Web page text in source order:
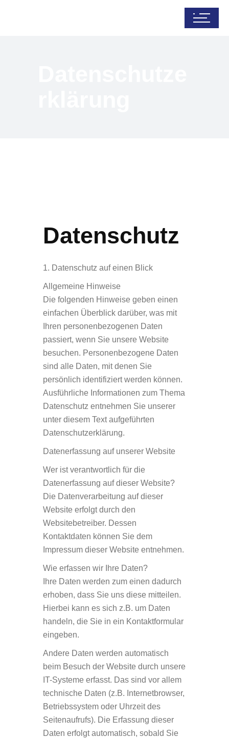
Datenschutz
1. Datenschutz auf einen Blick
Allgemeine Hinweise
Die folgenden Hinweise geben einen
einfachen Überblick darüber, was mit
Ihren personenbezogenen Daten
passiert, wenn Sie unsere Website
besuchen. Personenbezogene Daten
sind alle Daten, mit denen Sie
persönlich identifiziert werden können.
Ausführliche Informationen zum Thema
Datenschutz entnehmen Sie unserer
unter diesem Text aufgeführten
Datenschutzerklärung.
Datenerfassung auf unserer Website
Wer ist verantwortlich für die
Datenerfassung auf dieser Website?
Die Datenverarbeitung auf dieser
Website erfolgt durch den
Websitebetreiber. Dessen
Kontaktdaten können Sie dem
Impressum dieser Website entnehmen.
Wie erfassen wir Ihre Daten?
Ihre Daten werden zum einen dadurch
erhoben, dass Sie uns diese mitteilen.
Hierbei kann es sich z.B. um Daten
handeln, die Sie in ein Kontaktformular
eingeben.
Andere Daten werden automatisch
beim Besuch der Website durch unsere
IT-Systeme erfasst. Das sind vor allem
technische Daten (z.B. Internetbrowser,
Betriebssystem oder Uhrzeit des
Seitenaufrufs). Die Erfassung dieser
Daten erfolgt automatisch, sobald Sie